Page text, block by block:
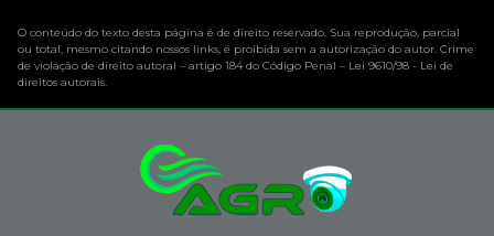
O conteúdo do texto desta página é de direito reservado. Sua reprodução, parcial
ou total, mesmo citando nossos links, é proibida sem a autorização do autor. Crime
de violação de direito autoral – artigo 184 do Código Penal – Lei 9610/98 - Lei de
direitos autorais.